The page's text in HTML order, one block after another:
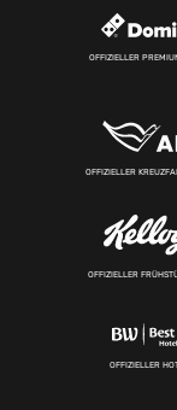
OFFIZIELLER
OFFIZIELLER
OFFIZIELLER
OFFIZIELLER